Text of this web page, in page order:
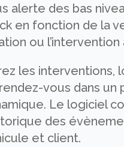
alerte des bas
en fonction de la
ou l’intervention
les interventions,
vous dans un
Le logiciel
des
et client.